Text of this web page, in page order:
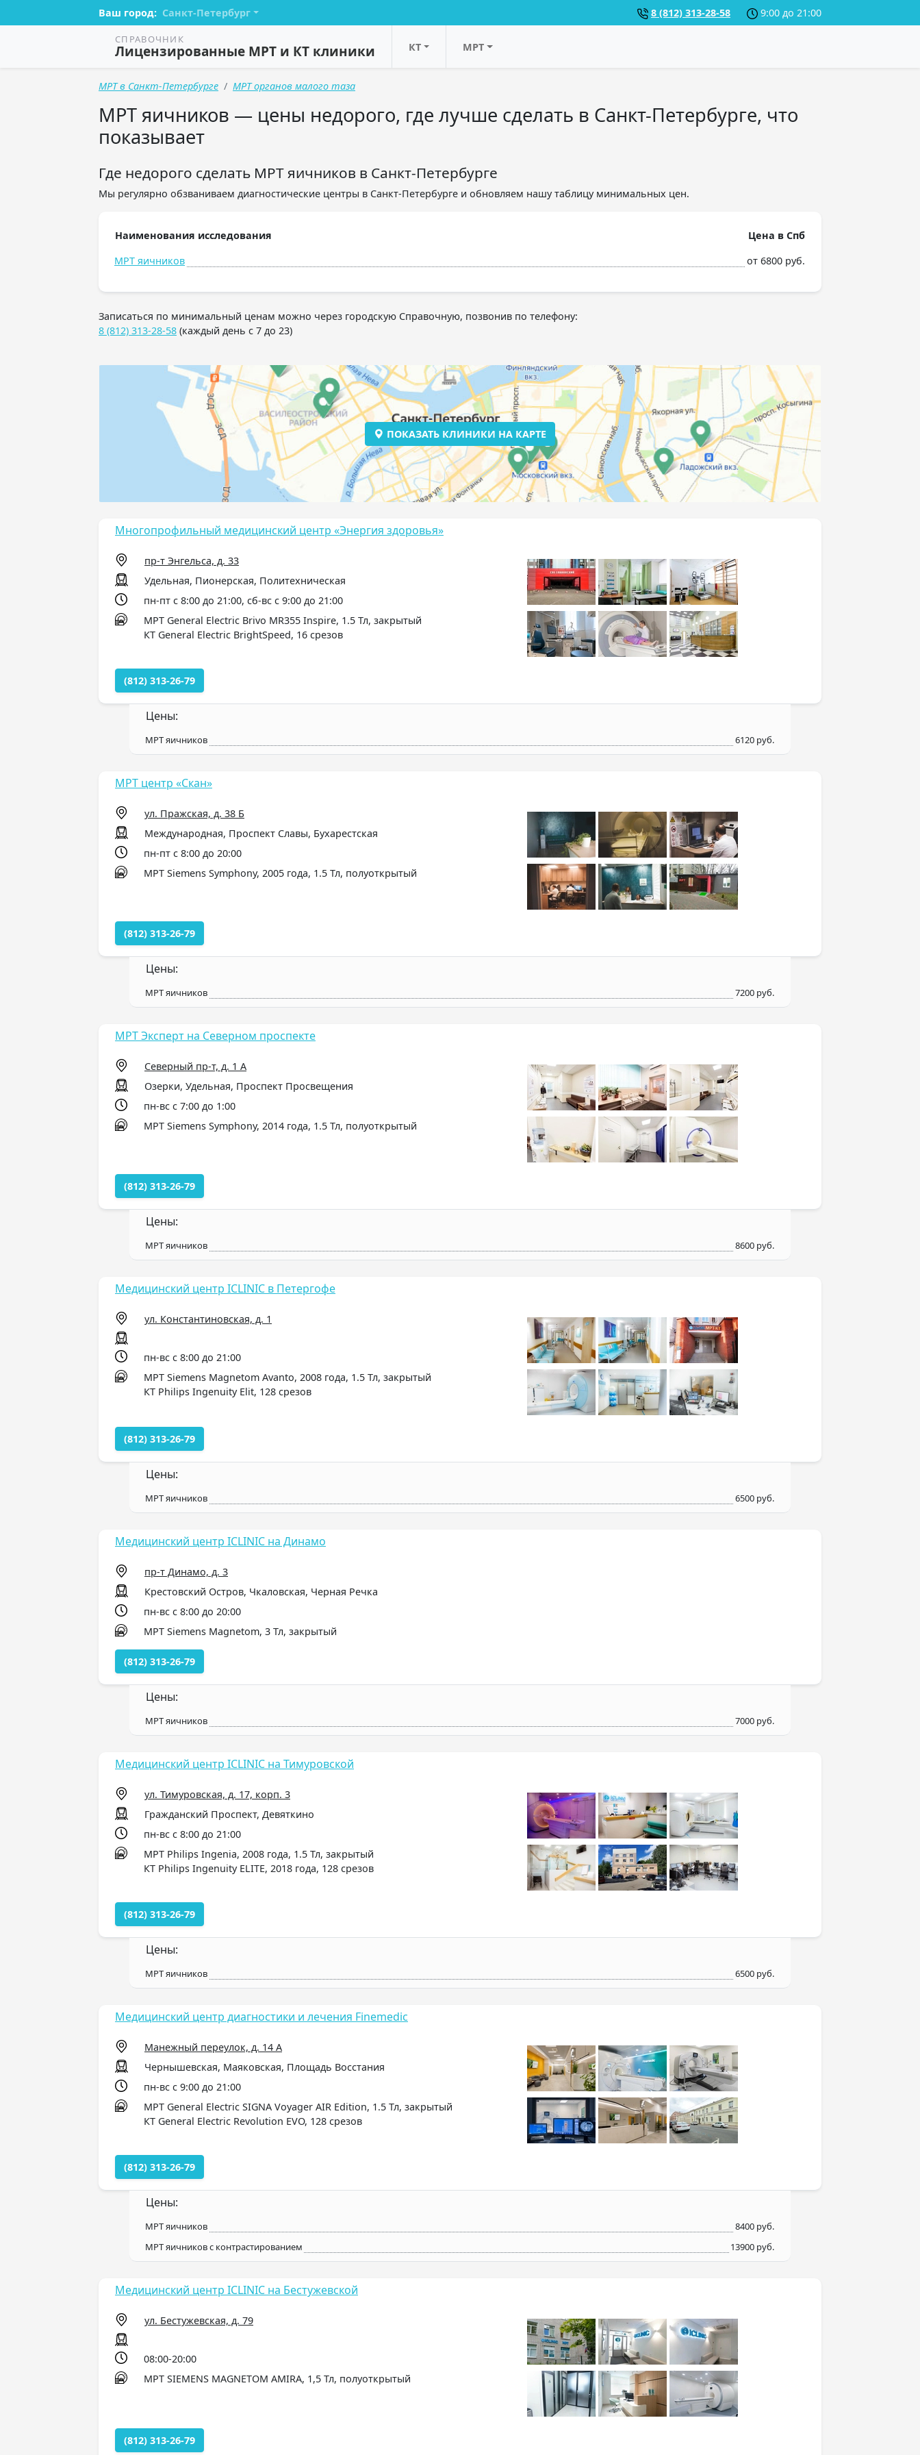
Ваш город: Санкт-Петербург 8 (812) 313-28-58 9:00 до 21:00
СПРАВОЧНИК
Лицензированные МРТ и КТ клиники КТ МРТ
МРТ в Санкт-Петербурге МРТ органов малого таза
МРТ яичников — цены недорого, где лучше сделать в Санкт-Петербурге, что
показывает
Где недорого сделать МРТ яичников в Санкт-Петербурге
Мы регулярно обзваниваем диагностические центры в Санкт-Петербурге и обновляем нашу таблицу минимальных цен.
Наименования исследования
Цена в Спб
МРТ яичников
от 6800 руб.
Записаться по минимальный ценам можно через городскую Справочную, позвонив по телефону:
8 (812) 313-28-58 (каждый день с 7 до 23)
ПОКАЗАТЬ КЛИНИКИ НА КАРТЕ
Многопрофильный медицинский центр «Энергия здоровья»
пр-т Энгельса, д. 33
Удельная, Пионерская, Политехническая
пн-пт с 8:00 до 21:00, сб-вс с 9:00 до 21:00
МРТ General Electric Brivo MR355 Inspire, 1.5 Тл, закрытый
КТ General Electric BrightSpeed, 16 срезов
(812) 313-26-79
Цены:
МРТ яичников 6120 руб.
МРТ центр «Скан»
ул. Пражская, д. 38 Б
Международная, Проспект Славы, Бухарестская
пн-пт с 8:00 до 20:00
МРТ Siemens Symphony, 2005 года, 1.5 Тл, полуоткрытый
(812) 313-26-79
Цены:
МРТ яичников 7200 руб.
МРТ Эксперт на Северном проспекте
Северный пр-т, д. 1 А
Озерки, Удельная, Проспект Просвещения
пн-вс с 7:00 до 1:00
МРТ Siemens Symphony, 2014 года, 1.5 Тл, полуоткрытый
(812) 313-26-79
Цены:
МРТ яичников 8600 руб.
Медицинский центр ICLINIC в Петергофе
ул. Константиновская, д. 1
пн-вс с 8:00 до 21:00
МРТ Siemens Magnetom Avanto, 2008 года, 1.5 Тл, закрытый
КТ Philips Ingenuity Elit, 128 срезов
(812) 313-26-79
Цены:
МРТ яичников 6500 руб.
Медицинский центр ICLINIC на Динамо
пр-т Динамо, д. 3
Крестовский Остров, Чкаловская, Черная Речка
пн-вс с 8:00 до 20:00
МРТ Siemens Magnetom, 3 Тл, закрытый
(812) 313-26-79
Цены:
МРТ яичников 7000 руб.
Медицинский центр ICLINIC на Тимуровской
ул. Тимуровская, д. 17, корп. 3
Гражданский Проспект, Девяткино
пн-вс с 8:00 до 21:00
МРТ Philips Ingenia, 2008 года, 1.5 Тл, закрытый
КТ Philips Ingenuity ELITE, 2018 года, 128 срезов
(812) 313-26-79
Цены:
МРТ яичников 6500 руб.
Медицинский центр диагностики и лечения Finemedic
Манежный переулок, д. 14 А
Чернышевская, Маяковская, Площадь Восстания
пн-вс с 9:00 до 21:00
МРТ General Electric SIGNA Voyager AIR Edition, 1.5 Тл, закрытый
КТ General Electric Revolution EVO, 128 срезов
(812) 313-26-79
Цены:
МРТ яичников
8400 руб.
МРТ яичников с контрастированием
13900 руб.
Медицинский центр ICLINIC на Бестужевской
ул. Бестужевская, д. 79
08:00-20:00
МРТ SIEMENS MAGNETOM AMIRA, 1,5 Тл, полуоткрытый
(812) 313-26-79